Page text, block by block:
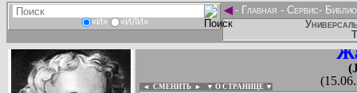
«И» «ИЛИ»
◄- Главная - Сервис-
◄ СМЕНИТЬ ► ▼ О СТРАНИЦЕ ▼